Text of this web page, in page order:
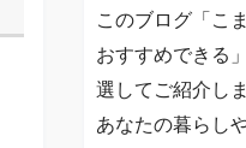
このブログ「こ
おすすめできる
選してご紹介しま
あなたの暮らし